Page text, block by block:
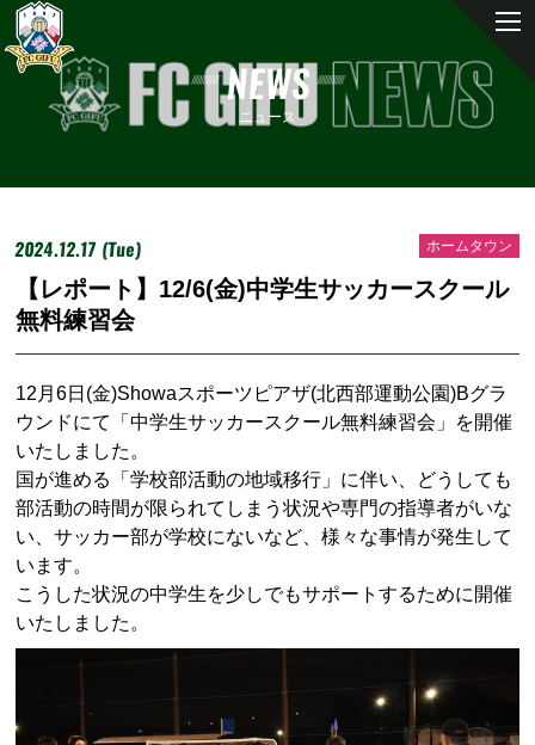
NEWS
ニュース
2024.12.17 (Tue) ホームタウン
【レポート】12/6(金)中学生サッカースクール
無料練習会
12月6日(金)Showaスポーツピアザ(北西部運動公園)Bグラ
ウンドにて「中学生サッカースクール無料練習会」を開催
いたしました。
国が進める「学校部活動の地域移行」に伴い、どうしても
部活動の時間が限られてしまう状況や専門の指導者がいな
い、サッカー部が学校にないなど、様々な事情が発生して
います。
こうした状況の中学生を少しでもサポートするために開催
いたしました。